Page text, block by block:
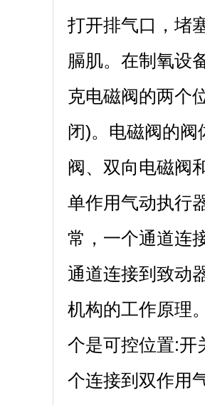
打开排气口，堵
膈肌。在制氧设
克电磁阀的两个
闭)。电磁阀的
阀、双向电磁阀
单作用气动执行
常，一个通道连
通道连接到致动
机构的工作原理
个是可控位置:开
个连接到双作用